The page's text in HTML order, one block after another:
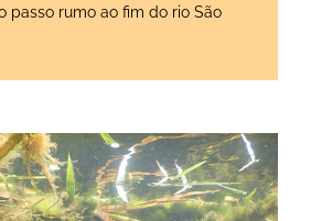
passo rumo ao fim do rio São